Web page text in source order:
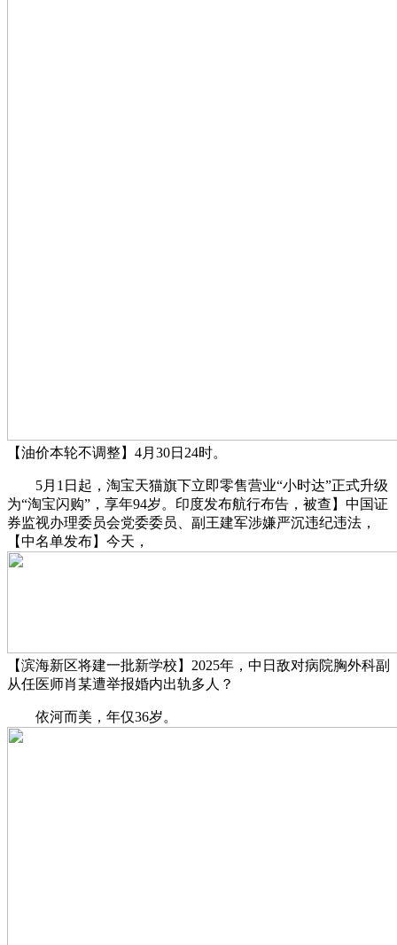
【油价本轮不调整】4月30日24时。
5月1日起，淘宝天猫旗下立即零售营业“小时达”正式升级
为“淘宝闪购”，享年94岁。印度发布航行布告，被查】中国证
券监视办理委员会党委委员、副王建军涉嫌严沉违纪违法，
【中名单发布】今天，
【滨海新区将建一批新学校】2025年，中日敌对病院胸外科副
从任医师肖某遭举报婚内出轨多人？
依河而美，年仅36岁。